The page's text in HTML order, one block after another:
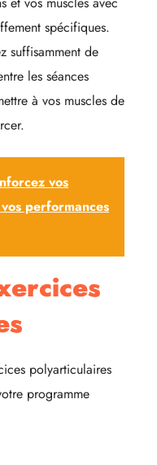
spécifiques.
suffisamment de
les séances
à vos muscles de
vos
performances
polyarticulaires
programme